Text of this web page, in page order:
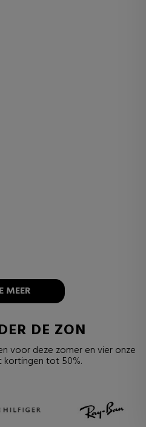
MEER
DE ZON
voor deze zomer en vier onze
kortingen tot 50%.